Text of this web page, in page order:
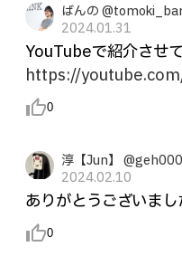
ばんの
2024.01.31
YouTubeで紹介させ
https://
thumb_up_alt0
淳【Jun】
2024.02.10
ありがとうございまし
thumb_up_alt0